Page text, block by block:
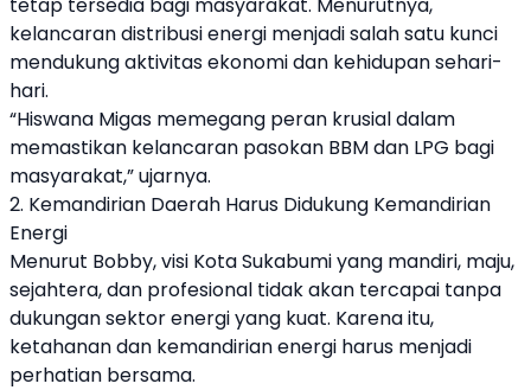
kelancaran distribusi energi menjadi salah satu kunci
mendukung aktivitas ekonomi dan kehidupan sehari-
hari.
“Hiswana Migas memegang peran krusial dalam
memastikan kelancaran pasokan BBM dan LPG bagi
masyarakat,” ujarnya.
2. Kemandirian Daerah Harus Didukung Kemandirian
Energi
Menurut Bobby, visi Kota Sukabumi yang mandiri, maju,
sejahtera, dan profesional tidak akan tercapai tanpa
dukungan sektor energi yang kuat. Karena itu,
ketahanan dan kemandirian energi harus menjadi
perhatian bersama.